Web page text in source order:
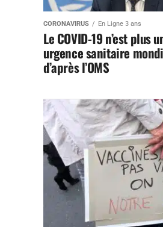
CORONAVIRUS En Ligne 3 ans
Le COVID-19 n’est plus
urgence sanitaire
d’après l’OMS